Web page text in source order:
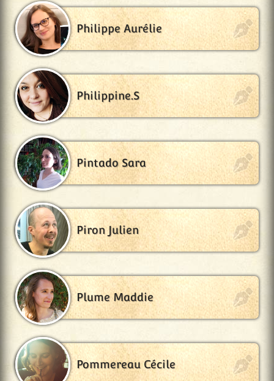
Philippe Aurélie
Philippine.S
Pintado Sara
Piron Julien
Plume Maddie
Pommereau Cécile